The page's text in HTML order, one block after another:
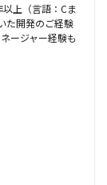
上（言語：Cま
た開発のご経験
ージャー経験も